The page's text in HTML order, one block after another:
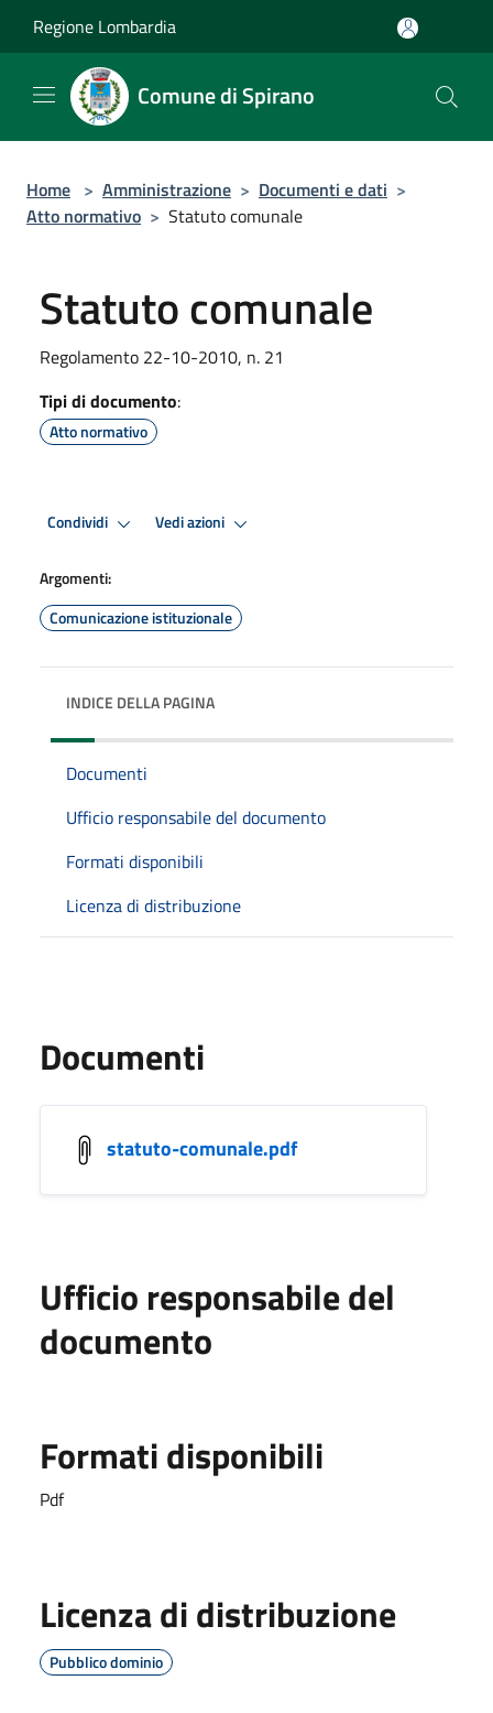
Regione Lombardia
Comune di Spirano
Home > Amministrazione > Documenti e dati >
Atto normativo > Statuto comunale
Statuto comunale
Regolamento 22-10-2010, n. 21
Tipi di documento:
Atto normativo
Condividi Vedi azioni
Argomenti:
Comunicazione istituzionale
INDICE DELLA PAGINA
Documenti
Ufficio responsabile del documento
Formati disponibili
Licenza di distribuzione
Documenti
statuto-comunale.pdf
Ufficio responsabile del
documento
Formati disponibili
Pdf
Licenza di distribuzione
Pubblico dominio